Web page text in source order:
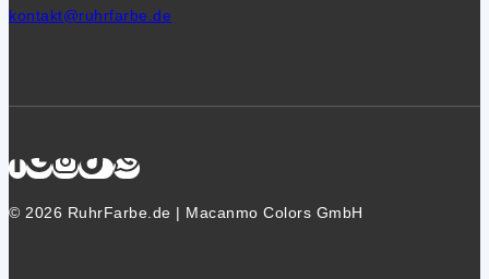
kontakt@ruhrfarbe.de
© 2026 RuhrFarbe.de | Macanmo Colors GmbH